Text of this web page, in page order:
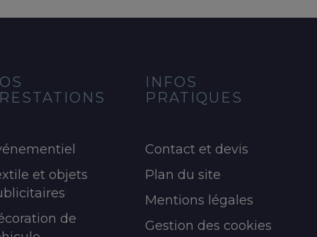
et objets
de
INFOS
PRATIQUES
Contact et devis
Plan du site
Mentions légales
Gestion des cookies